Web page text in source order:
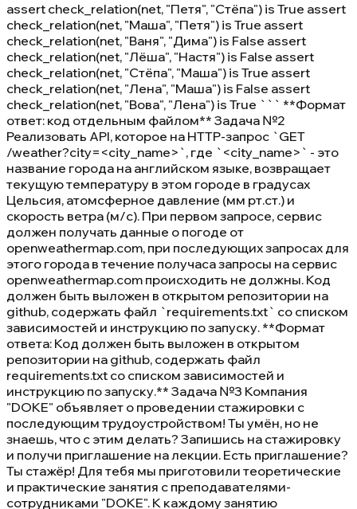
assert check_relation(net, "Петя", "Стёпа") is True assert
check_relation(net, "Маша", "Петя") is True assert
check_relation(net, "Ваня", "Дима") is False assert
check_relation(net, "Лёша", "Настя") is False assert
check_relation(net, "Стёпа", "Маша") is True assert
check_relation(net, "Лена", "Маша") is False assert
check_relation(net, "Вова", "Лена") is True ``` **Формат
ответ: код отдельным файлом** Задача №2
Реализовать API, которое на HTTP-запрос `GET
/weather?city=<city_name>`, где `<city_name>` - это
название города на английском языке, возвращает
текущую температуру в этом городе в градусах
Цельсия, атомсферное давление (мм рт.ст.) и
скорость ветра (м/c). При первом запросе, сервис
должен получать данные о погоде от
openweathermap.com, при последующих запросах для
этого города в течение получаса запросы на сервис
openweathermap.com происходить не должны. Код
должен быть выложен в открытом репозитории на
github, содержать файл `requirements.txt` со списком
зависимостей и инструкцию по запуску. **Формат
ответа: Код должен быть выложен в открытом
репозитории на github, содержать файл
requirements.txt со списком зависимостей и
инструкцию по запуску.** Задача №3 Компания
"DOKE" объявляет о проведении стажировки с
последующим трудоустройством! Ты умён, но не
знаешь, что с этим делать? Запишись на стажировку
и получи приглашение на лекции. Есть приглашение?
Ты стажёр! Для тебя мы приготовили теоретические
и практические занятия с преподавателями-
сотрудниками "DOKE". К каждому занятию